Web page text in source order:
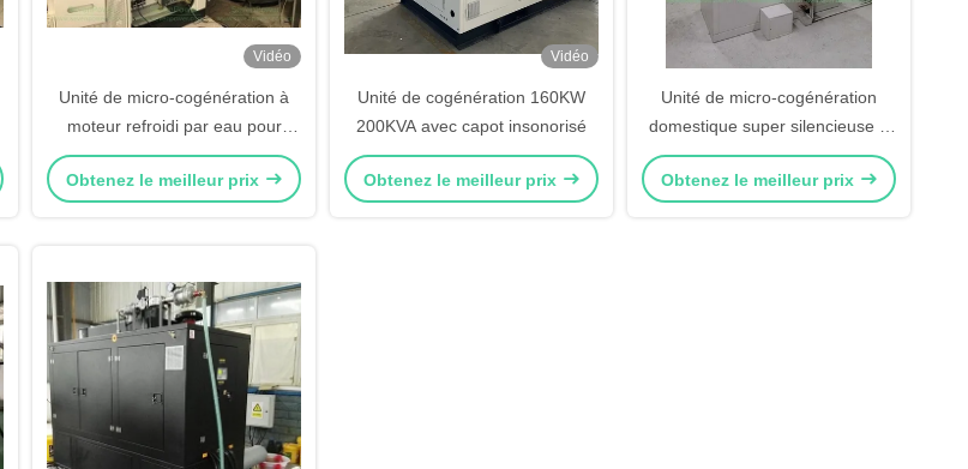
Vidéo
Unité de micro-cogénération à
moteur refroidi par eau pour
maison et hôtel
Obtenez le meilleur prix
Vidéo
Unité de cogénération 160KW
200KVA avec capot insonorisé
Obtenez le meilleur prix
Unité de micro-cogénération
domestique super silencieuse à
télécommande
Obtenez le meilleur prix